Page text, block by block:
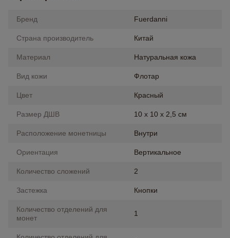
Бренд Fuerdanni
Страна производитель Китай
Материал Натуральная кожа
Вид кожи Флотар
Цвет Красный
Размер ДШВ 10 х 10 х 2,5 см
Расположение монетницы Внутри
Ориентация Вертикальное
Количество сложений 2
Застежка Кнопки
Количество отделений для
монет
1